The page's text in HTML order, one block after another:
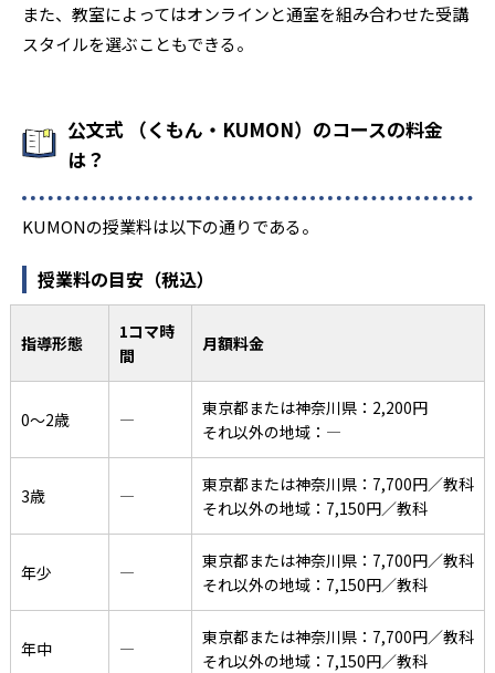
また、教室によってはオンラインと通室を組み合わせた受講
スタイルを選ぶこともできる。
公文式 （くもん・KUMON）のコースの料金
は？
KUMONの授業料は以下の通りである。
授業料の目安（税込）
指導形態
1コマ時
間
月額料金
0〜2歳 ―
東京都または神奈川県：2,200円
それ以外の地域：―
3歳 ―
東京都または神奈川県：7,700円／教科
それ以外の地域：7,150円／教科
年少 ―
東京都または神奈川県：7,700円／教科
それ以外の地域：7,150円／教科
年中 ―
東京都または神奈川県：7,700円／教科
それ以外の地域：7,150円／教科